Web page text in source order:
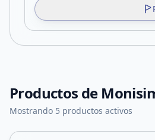
Productos de
Mostrando 5 productos activos